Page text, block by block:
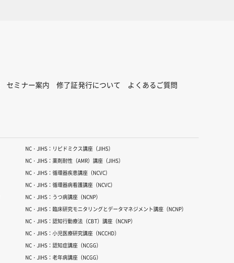
セミナー案内 修了証発行について
よくあるご質問
NC・JIHS：リピドミクス講座（JIHS）
NC・JIHS：薬剤耐性（AMR）講座（JIHS）
NC・JIHS：循環器疾患講座（NCVC）
NC・JIHS：循環器病看護講座（NCVC）
NC・JIHS：うつ病講座（NCNP）
NC・JIHS：臨床研究モニタリングとデータマネジメント講座（NCNP）
NC・JIHS：認知行動療法（CBT）講座（NCNP）
NC・JIHS：小児医療研究講座（NCCHD）
NC・JIHS：認知症講座（NCGG）
NC・JIHS：老年病講座（NCGG）